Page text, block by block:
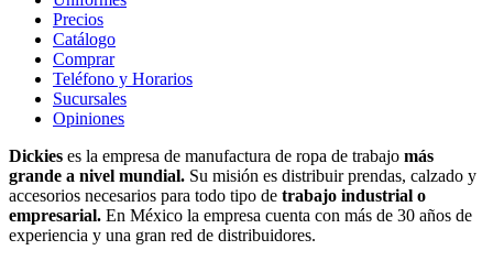
Precios
Catálogo
Comprar
Teléfono y Horarios
Sucursales
Opiniones
Dickies es la empresa de manufactura de ropa de trabajo más
grande a nivel mundial. Su misión es distribuir prendas, calzado y
accesorios necesarios para todo tipo de trabajo industrial o
empresarial. En México la empresa cuenta con más de 30 años de
experiencia y una gran red de distribuidores.